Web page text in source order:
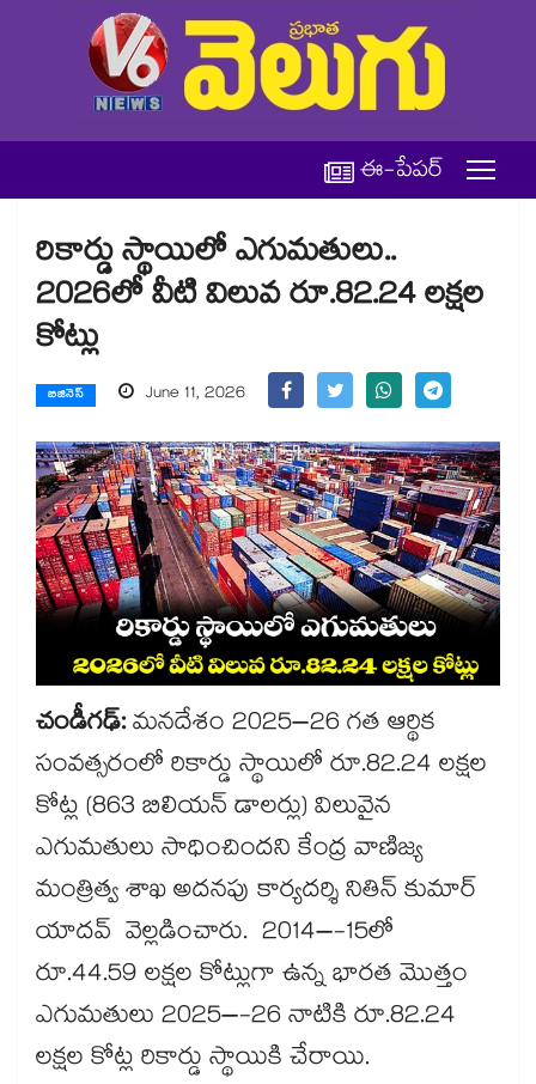
ఈ-పేపర్
రికార్డు స్థాయిలో ఎగుమతులు..
2026లో వీటి విలువ రూ.82.24 లక్షల
కోట్లు
బిజినెస్ June 11, 2026
చండీగఢ్​:మనదేశం 2025–26 గత ఆర్థిక
సంవత్సరంలో రికార్డు స్థాయిలో రూ.82.24 లక్షల
కోట్ల (863 బిలియన్​ డాలర్లు) విలువైన
ఎగుమతులు సాధించిందని కేంద్ర వాణిజ్య
మంత్రిత్వ శాఖ అదనపు కార్యదర్శి నితిన్ కుమార్
యాదవ్ వెల్లడించారు. 2014–-15లో
రూ.44.59 లక్షల కోట్లుగా ఉన్న భారత మొత్తం
ఎగుమతులు 2025–-26 నాటికి రూ.82.24
లక్షల కోట్ల రికార్డు స్థాయికి చేరాయి.